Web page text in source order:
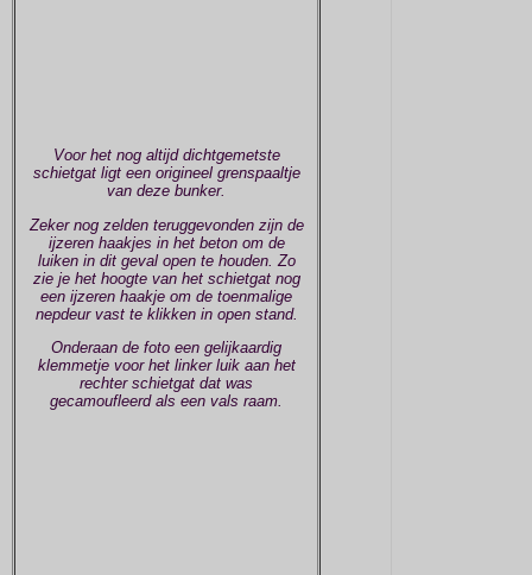
Voor het nog altijd dichtgemetste
schietgat ligt een origineel grenspaaltje
van deze bunker.
Zeker nog zelden teruggevonden zijn de
ijzeren haakjes in het beton om de
luiken in dit geval open te houden. Zo
zie je het hoogte van het schietgat nog
een ijzeren haakje om de toenmalige
nepdeur vast te klikken in open stand.
Onderaan de foto een gelijkaardig
klemmetje voor het linker luik aan het
rechter schietgat dat was
gecamoufleerd als een vals raam.